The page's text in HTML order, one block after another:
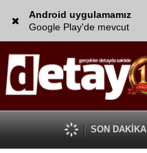
Android uygulamamız
Google Play'de mevcut
SON DAKİKA